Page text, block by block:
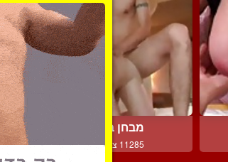
מבחן בד לסרט כחול
11285 צפיות | 7 המלצות